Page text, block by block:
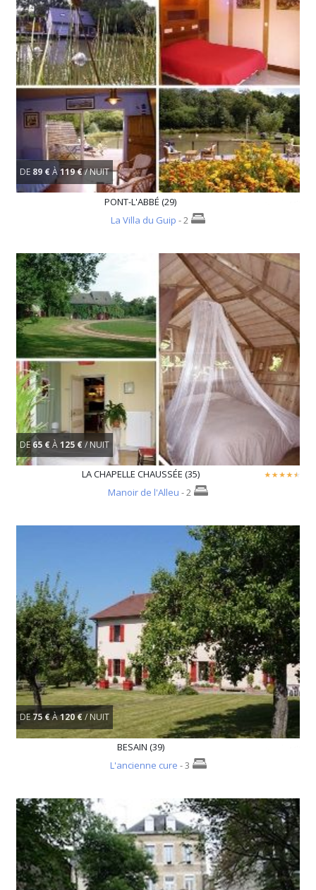
DE 89 €À119 €/ NUIT
PONT-L'ABBÉ (29)
La Villa du Guip - 2
DE65 €À125 €/ NUIT
LA CHAPELLE CHAUSSÉE (35)
Manoir de l'Alleu - 2
DE75 €À120 €/ NUIT
BESAIN (39)
L'ancienne cure - 3